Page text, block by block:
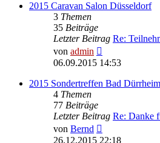
2015 Caravan Salon Düsseldorf
3 Themen
35 Beiträge
Letzter Beitrag Re:
von admin
Beitrag
06.09.2015 14:53
2015 Sondertreffen Bad
4 Themen
77 Beiträge
Letzter Beitrag Re: Danke
von Bernd
Beitrag
26.12.2015 22:18